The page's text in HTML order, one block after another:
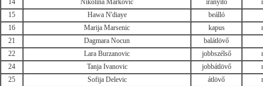
14
Nikolina Markovic irányító
15
Hawa N'diaye
beálló
16
Marija Marsenic kapus
21
Dagmara Nocun
balátlövő
22
Lara Burzanovic jobbszélső
24
Tanja Ivanovic jobbátlövő
25
Sofija Delevic átlövő